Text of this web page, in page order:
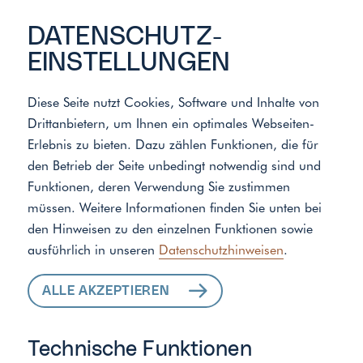
DATENSCHUTZ­
EINSTELLUNGEN
Diese Seite nutzt Cookies, Software und Inhalte von
Drittanbietern, um Ihnen ein optimales Webseiten-
Erlebnis zu bieten. Dazu zählen Funktionen, die für
den Betrieb der Seite unbedingt notwendig sind und
Funktionen, deren Verwendung Sie zustimmen
müssen. Weitere Informationen finden Sie unten bei
den Hinweisen zu den einzelnen Funktionen sowie
ausführlich in unseren Datenschutzhinweisen.
ALLE AKZEPTIEREN
Technische Funktionen
Meister der Elemente
ALLE LEISTUNGEN
FÜR IHR ZUHAUSE